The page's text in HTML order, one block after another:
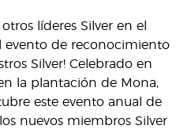
líderes Silver en el
evento de reconocimiento
Silver! Celebrado en
la plantación de Mona,
este evento anual de
nuevos miembros Silver